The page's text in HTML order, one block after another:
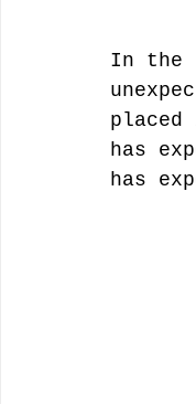
In the
has
has